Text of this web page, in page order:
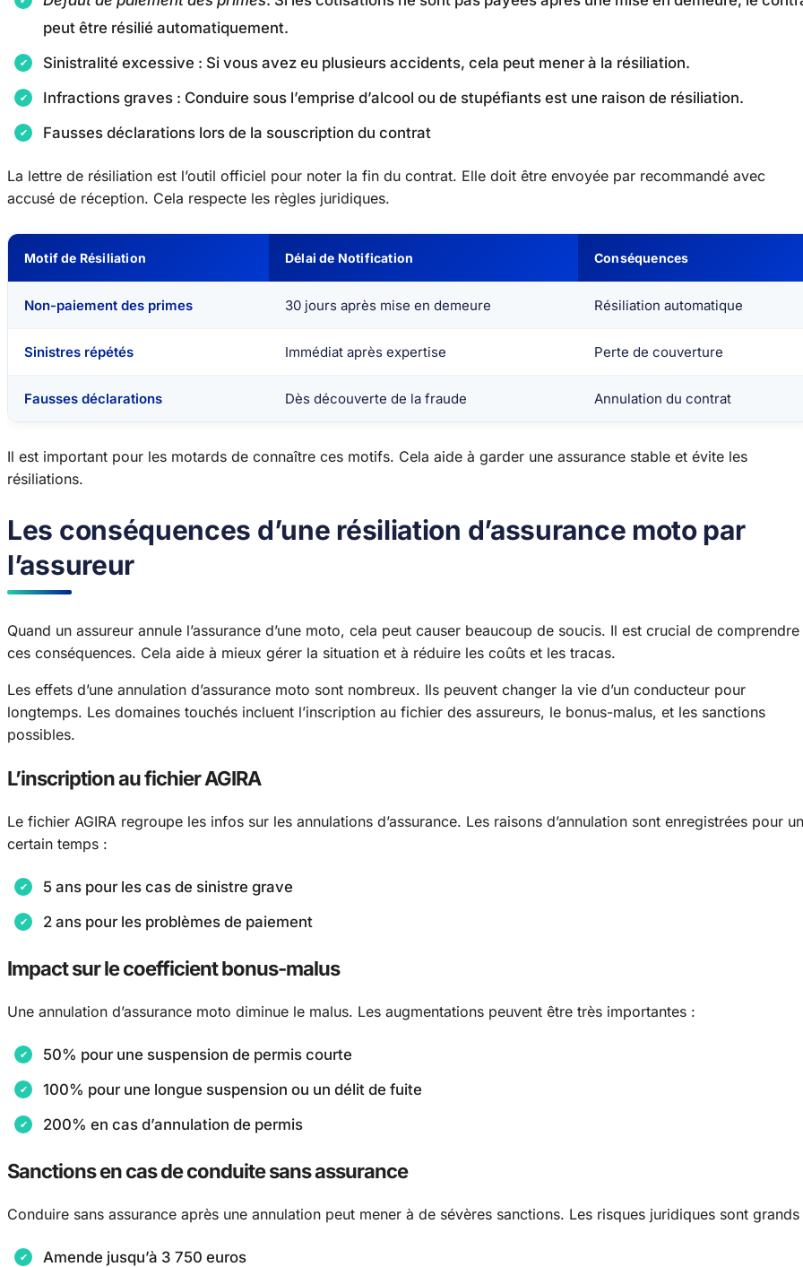
peut être résilié automatiquement.
Sinistralité excessive : Si vous avez eu plusieurs accidents, cela peut mener à la résiliation.
Infractions graves : Conduire sous l’emprise d’alcool ou de stupéfiants est une raison de résiliation.
Fausses déclarations lors de la souscription du contrat
La lettre de résiliation est l’outil officiel pour noter la fin du contrat. Elle doit être envoyée par recommandé avec
accusé de réception. Cela respecte les règles juridiques.
Motif de Résiliation Délai de Notification Conséquences
Non-paiement des primes 30 jours après mise en demeure Résiliation automatique
Sinistres répétés Immédiat après expertise Perte de couverture
Fausses déclarations Dès découverte de la fraude Annulation du contrat
Il est important pour les motards de connaître ces motifs. Cela aide à garder une assurance stable et évite les
résiliations.
Les conséquences d’une résiliation d’assurance moto par
l’assureur
Quand un assureur annule l’assurance d’une moto, cela peut causer beaucoup de soucis. Il est crucial de comprendre
ces conséquences. Cela aide à mieux gérer la situation et à réduire les coûts et les tracas.
Les effets d’une annulation d’assurance moto sont nombreux. Ils peuvent changer la vie d’un conducteur pour
longtemps. Les domaines touchés incluent l’inscription au fichier des assureurs, le bonus-malus, et les sanctions
possibles.
L’inscription au fichier AGIRA
Le fichier AGIRA regroupe les infos sur les annulations d’assurance. Les raisons d’annulation sont enregistrées pour un
certain temps :
5 ans pour les cas de sinistre grave
2 ans pour les problèmes de paiement
Impact sur le coefficient bonus-malus
Une annulation d’assurance moto diminue le malus. Les augmentations peuvent être très importantes :
50% pour une suspension de permis courte
100% pour une longue suspension ou un délit de fuite
200% en cas d’annulation de permis
Sanctions en cas de conduite sans assurance
Conduire sans assurance après une annulation peut mener à de sévères sanctions. Les risques juridiques sont grands
Amende jusqu’à 3 750 euros